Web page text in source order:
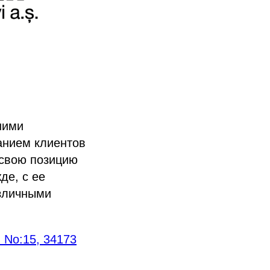
клиентов
позицию
с ее
No:15, 34173